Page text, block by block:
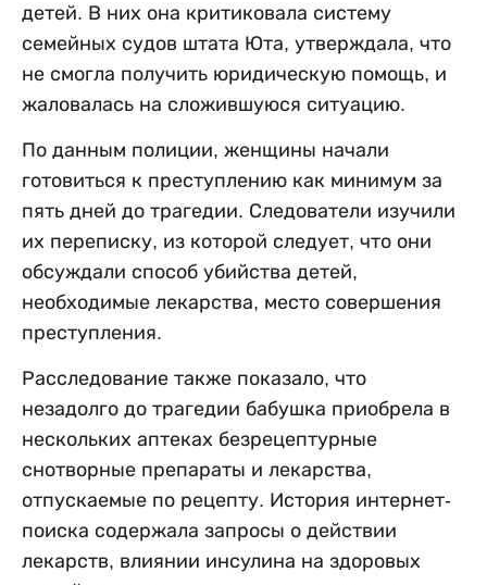
детей. В них она критиковала систему
семейных судов штата Юта, утверждала, что
не смогла получить юридическую помощь, и
жаловалась на сложившуюся ситуацию.
По данным полиции, женщины начали
готовиться к преступлению как минимум за
пять дней до трагедии. Следователи изучили
их переписку, из которой следует, что они
обсуждали способ убийства детей,
необходимые лекарства, место совершения
преступления.
Расследование также показало, что
незадолго до трагедии бабушка приобрела в
нескольких аптеках безрецептурные
снотворные препараты и лекарства,
отпускаемые по рецепту. История интернет-
поиска содержала запросы о действии
лекарств, влиянии инсулина на здоровых